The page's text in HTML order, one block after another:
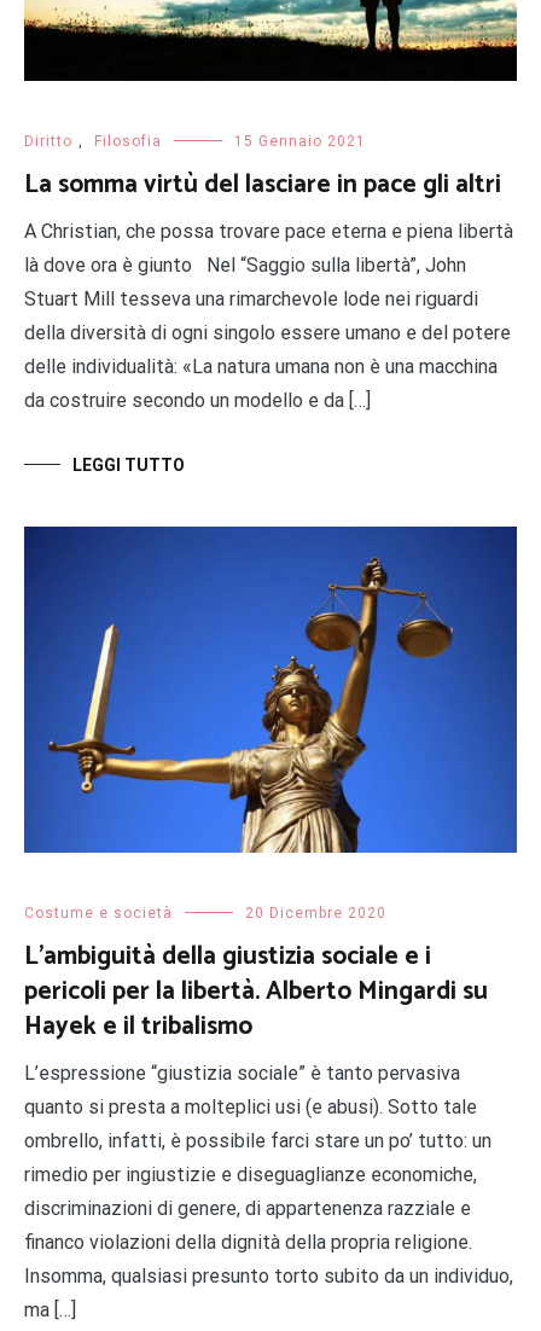
Diritto , Filosofia 15 Gennaio 2021
La somma virtù del lasciare in pace gli altri
A Christian, che possa trovare pace eterna e piena libertà
là dove ora è giunto Nel “Saggio sulla libertà”, John
Stuart Mill tesseva una rimarchevole lode nei riguardi
della diversità di ogni singolo essere umano e del potere
delle individualità: «La natura umana non è una macchina
da costruire secondo un modello e da […]
LEGGI TUTTO
Costume e società 20 Dicembre 2020
L’ambiguità della giustizia sociale e i
pericoli per la libertà. Alberto Mingardi su
Hayek e il tribalismo
L’espressione “giustizia sociale” è tanto pervasiva
quanto si presta a molteplici usi (e abusi). Sotto tale
ombrello, infatti, è possibile farci stare un po’ tutto: un
rimedio per ingiustizie e diseguaglianze economiche,
discriminazioni di genere, di appartenenza razziale e
financo violazioni della dignità della propria religione.
Insomma, qualsiasi presunto torto subito da un individuo,
ma […]